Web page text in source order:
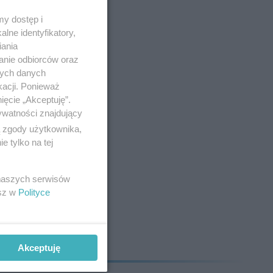
-
dostęp i
identyfikatory,
odbiorców oraz
danych
Ponieważ
„Akceptuję”.
znajdujący
użytkownika,
tylko na tej
serwisów
w Polityce
Akceptuję